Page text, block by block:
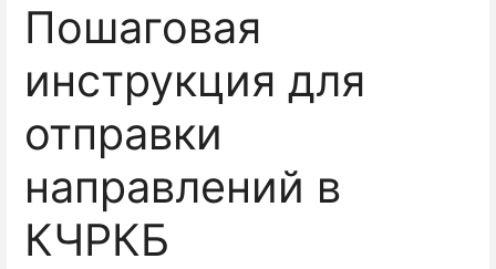
Пошаговая
инструкция для
отправки
направлений в
КЧРКБ